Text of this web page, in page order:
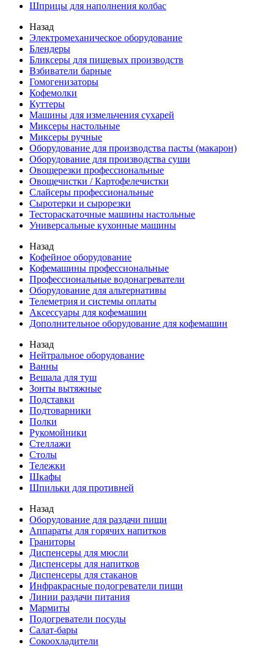
Шприцы для наполнения колбас
Назад
Электромеханическое оборудование
Блендеры
Бликсеры для пищевых производств
Взбиватели барные
Гомогенизаторы
Кофемолки
Куттеры
Машины для измельчения сухарей
Миксеры настольные
Миксеры ручные
Оборудование для производства пасты (макарон)
Оборудование для производства суши
Овощерезки профессиональные
Овощечистки / Картофелечистки
Слайсеры профессиональные
Сыротерки и сырорезки
Тестораскаточные машины настольные
Универсальные кухонные машины
Назад
Кофейное оборудование
Кофемашины профессиональные
Профессиональные водонагреватели
Оборудование для альтернативы
Телеметрия и системы оплаты
Аксессуары для кофемашин
Дополнительное оборудование для кофемашин
Назад
Нейтральное оборудование
Ванны
Вешала для туш
Зонты вытяжные
Подставки
Подтоварники
Полки
Рукомойники
Стеллажи
Столы
Тележки
Шкафы
Шпильки для противней
Назад
Оборудование для раздачи пищи
Аппараты для горячих напитков
Граниторы
Диспенсеры для мюсли
Диспенсеры для напитков
Диспенсеры для стаканов
Инфракрасные подогреватели пищи
Линии раздачи питания
Мармиты
Подогреватели посуды
Салат-бары
Сокоохладители